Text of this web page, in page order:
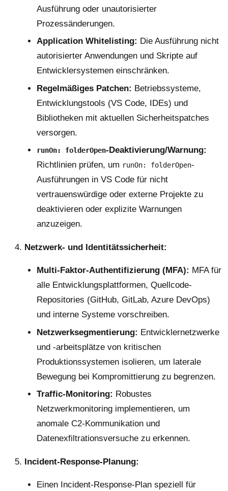
Ausführung oder unautorisierter
Prozessänderungen.
Application Whitelisting: Die Ausführung nicht
autorisierter Anwendungen und Skripte auf
Entwicklersystemen einschränken.
Regelmäßiges Patchen: Betriebssysteme,
Entwicklungstools (VS Code, IDEs) und
Bibliotheken mit aktuellen Sicherheitspatches
versorgen.
runOn: folderOpen-Deaktivierung/Warnung:
Richtlinien prüfen, um runOn: folderOpen-
Ausführungen in VS Code für nicht
vertrauenswürdige oder externe Projekte zu
deaktivieren oder explizite Warnungen
anzuzeigen.
Netzwerk- und Identitätssicherheit:
Multi-Faktor-Authentifizierung (MFA): MFA für
alle Entwicklungsplattformen, Quellcode-
Repositories (GitHub, GitLab, Azure DevOps)
und interne Systeme vorschreiben.
Netzwerksegmentierung: Entwicklernetzwerke
und -arbeitsplätze von kritischen
Produktionssystemen isolieren, um laterale
Bewegung bei Kompromittierung zu begrenzen.
Traffic-Monitoring: Robustes
Netzwerkmonitoring implementieren, um
anomale C2-Kommunikation und
Datenexfiltrationsversuche zu erkennen.
Incident-Response-Planung:
Einen Incident-Response-Plan speziell für